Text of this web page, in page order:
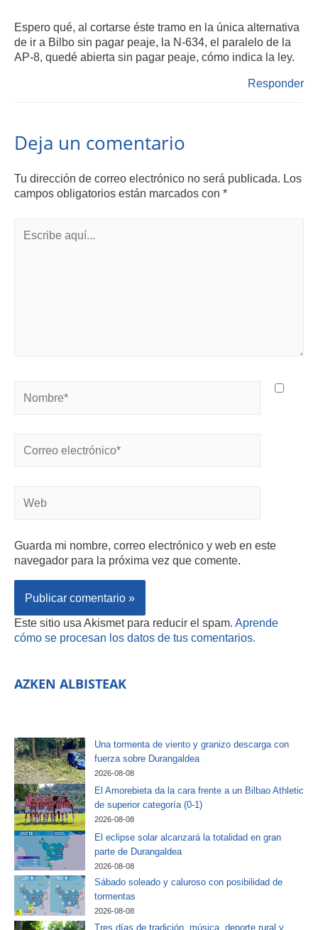
Espero qué, al cortarse éste tramo en la única alternativa
de ir a Bilbo sin pagar peaje, la N-634, el paralelo de la
AP-8, quedé abierta sin pagar peaje, cómo indica la ley.
Responder
Deja un comentario
Tu dirección de correo electrónico no será publicada. Los
campos obligatorios están marcados con *
Guarda mi nombre, correo electrónico y web en este
navegador para la próxima vez que comente.
Este sitio usa Akismet para reducir el spam. Aprende
cómo se procesan los datos de tus comentarios.
AZKEN ALBISTEAK
Una tormenta de viento y granizo descarga con
fuerza sobre Durangaldea
2026-08-08
El Amorebieta da la cara frente a un Bilbao Athletic
de superior categoría (0-1)
2026-08-08
El eclipse solar alcanzará la totalidad en gran
parte de Durangaldea
2026-08-08
Sábado soleado y caluroso con posibilidad de
tormentas
2026-08-08
Tres días de tradición, música, deporte rural y